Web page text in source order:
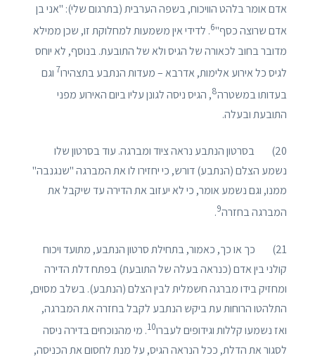
אדם אומר בלהט הוויכוח, בשפה הערבית (בתרגום שלי): "אני בן
אדם שרוצה כסף"6. לדידי אין משמעות למחלוקת זו, שכן ממילא
מדובר בחוב לכאורה של הגיס ולא של התובעת. בנוסף, לא יוחס
לגיס כל אירוע אלימות, אדרבא – מעדות הנתבע בתצהירו7 וגם
בעדותו במשטרה8, הגיס ניסה לגונן עליו ביום האירוע מפני
התובעת ובעלה.
20) בסרטון הנתבע נראה ציוד ומברגה. עוד בסרטון שלו
נשמע הצלם (הנתבע) דורש, כי יחזירו לו את המברגה "שנגנבה"
ממנו, וגם נשמע אומר, כי לא יעזוב את הדירה עד שיקבל את
המברגה בחזרה9
.
21) כך או כך, כאמור, בתחילת סרטון הנתבע, מתועד ויכוח
קולני בין אדם (כנראה בעלה של התובעת) בפתח דלת הדירה
ומחזיק בידו מברגה חשמלית לבין הצלם (הנתבע). בשלב מסוים,
התלהטו הרוחות עת ביקש הנתבע לקבל בחזרה את המברגה,
ואז נשמעו קללות וגידופים לעברו10. מי מהנוכחים בדירה ניסה
לסגור את הדלת, ככל הנראה הגיס, על מנת לחסום את הכניסה,